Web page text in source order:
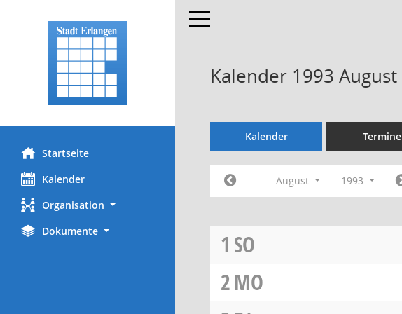
Startseite
Kalender
Organisation
Dokumente
Toggle navigation
Kalender 1993 August
Kalender Termine
August 1993
1 SO
2MO